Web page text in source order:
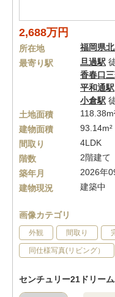
2,688万円
所在地 福岡県
最寄り駅
旦過駅
香春口
平和通駅
小倉駅
土地面積
建物面積
93.14m²
間取り
4LDK
階数
2階建て
築年月
2026年
建物現況
建築中
画像カテゴリ
外観 間取り
同仕様写真(リビング）
センチュリー21ドリー